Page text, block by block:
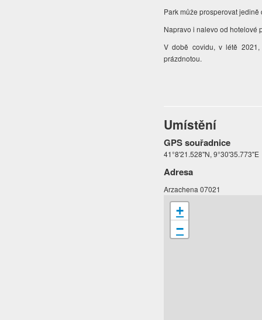
Park může prosperovat
Napravo i nalevo od hotelové
V době covidu, v létě
prázdnotou.
Umístění
GPS souřadnice
41°8'21.528"N, 9°30'35.773"E
Adresa
Arzachena 07021
+
−